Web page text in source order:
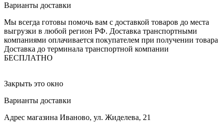
Варианты доставки
Мы всегда готовы помочь вам с доставкой товаров до места
выгрузки в любой регион РФ. Доставка транспортными
компаниями оплачивается покупателем при получении товара
Доставка до терминала транспортной компании
БЕСПЛАТНО
Закрыть это окно
Варианты доставки
Адрес магазина Иваново, ул. Жиделева, 21